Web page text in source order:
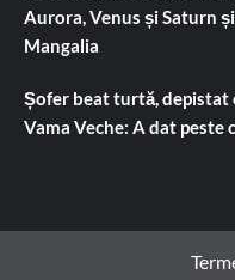
Aurora, Venus și Saturn
Mangalia
Șofer beat turtă, depistat
Vama Veche: A dat peste